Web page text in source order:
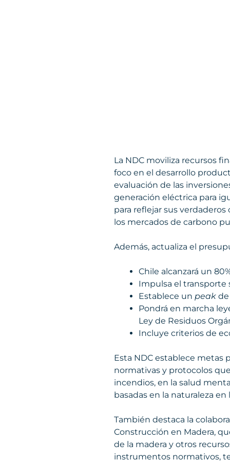
La NDC moviliza recursos
foco en el desarrollo
evaluación de las
generación eléctrica para
para reflejar sus
los mercados de carbono
Además, actualiza el
Chile alcanzará un
Impulsa el transporte
Establece un peak de
Pondrá en marcha
Ley de Residuos
Incluye criterios de
Esta NDC establece metas
normativas y protocolos
incendios, en la salud
basadas en la naturaleza
También destaca la
Construcción en Madera,
de la madera y otros
instrumentos normativos,